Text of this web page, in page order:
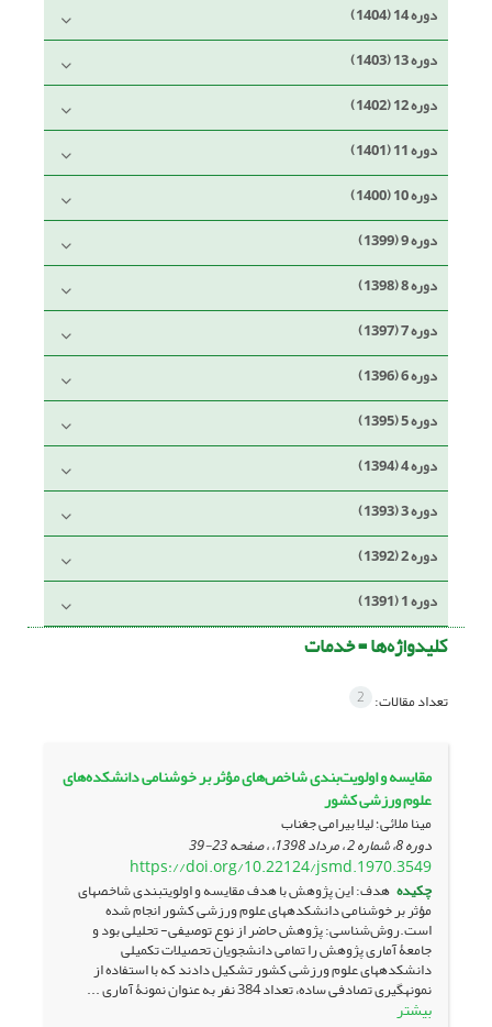
دوره 14 (1404)
دوره 13 (1403)
دوره 12 (1402)
دوره 11 (1401)
دوره 10 (1400)
دوره 9 (1399)
دوره 8 (1398)
دوره 7 (1397)
دوره 6 (1396)
دوره 5 (1395)
دوره 4 (1394)
دوره 3 (1393)
دوره 2 (1392)
دوره 1 (1391)
کلیدواژه‌ها =خدمات
تعداد مقالات: 2
مقایسه و اولویت‌بندی شاخص‌های مؤثر بر خوشنامی دانشکده‌های
علوم ورزشی کشور
مینا ملائی؛ لیلا بیرامی جغناب
دوره 8، شماره 2 ، مرداد 1398، ، صفحه 23-39
https://doi.org/10.22124/jsmd.1970.3549
چکیده هدف: این پژوهش با هدف مقایسه و اولویت­بندی شاخص­های
مؤثر بر خوشنامی دانشکده­های علوم ورزشی کشور انجام شده
است.روش‌شناسی: پژوهش حاضر از نوع توصیفی- تحلیلی بود و
جامعۀ آماری پژوهش را تمامی دانشجویان تحصیلات تکمیلی
دانشکده­های علوم ورزشی کشور تشکیل دادند که با استفاده از
نمونه­گیری تصادفی ساده، تعداد 384 نفر به عنوان نمونۀ آماری ...
بیشتر